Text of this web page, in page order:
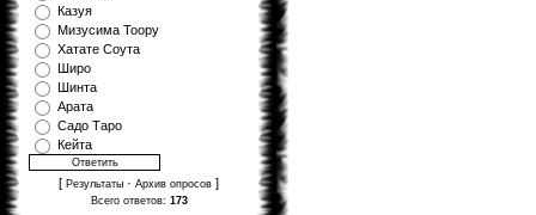
Казуя
Мизуcима Тоору
Хатате Соута
Широ
Шинта
Арата
Садо Таро
Кейта
[ Результаты · Архив опросов ]
Всего ответов: 173